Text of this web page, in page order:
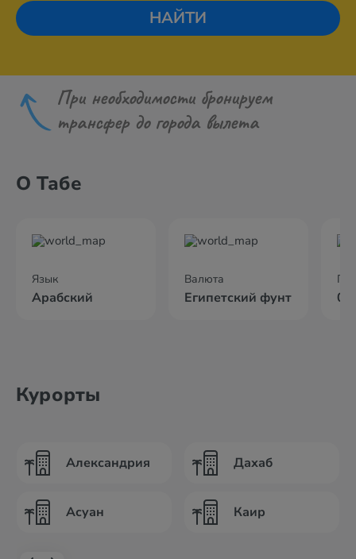
НАЙТИ
При необходимости бронируем
трансфер до города вылета
О Табе
Язык
Арабский
Валюта
Египетский фунт
Курорты
Александрия
Асуан
Дахаб
Каир